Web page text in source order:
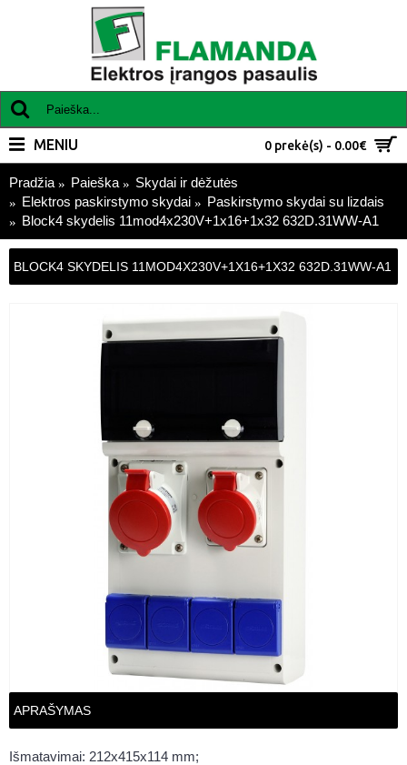
0 prekė(s) - 0.00€
MENIU
Pradžia Paieška
Skydai ir dėžutės
Elektros paskirstymo skydai
Paskirstymo skydai su lizdais
Block4 skydelis 11mod4x230V+1x16+1x32 632D.31WW-A1
BLOCK4 SKYDELIS 11MOD4X230V+1X16+1X32 632D.31WW-A1
APRAŠYMAS
Išmatavimai: 212x415x114 mm;